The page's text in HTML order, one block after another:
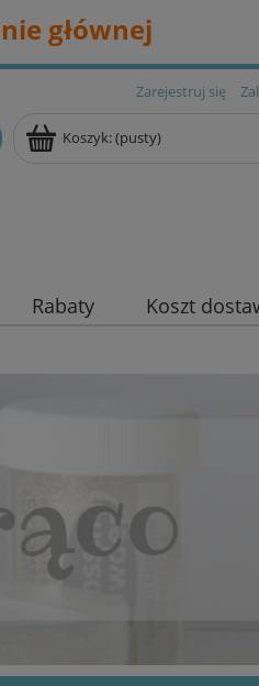
głównej
Zarejestruj się
Koszyk:(pusty)
Rabaty Koszt